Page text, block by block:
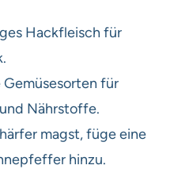
Hackfleisch für
für
Nährstoffe.
magst, füge eine
hinzu.